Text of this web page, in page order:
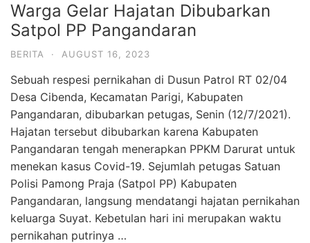
Warga Gelar Hajatan Dibubarkan
Satpol PP Pangandaran
BERITA · AUGUST 16, 2023
Sebuah respesi pernikahan di Dusun Patrol RT 02/04
Desa Cibenda, Kecamatan Parigi, Kabupaten
Pangandaran, dibubarkan petugas, Senin (12/7/2021).
Hajatan tersebut dibubarkan karena Kabupaten
Pangandaran tengah menerapkan PPKM Darurat untuk
menekan kasus Covid-19. Sejumlah petugas Satuan
Polisi Pamong Praja (Satpol PP) Kabupaten
Pangandaran, langsung mendatangi hajatan pernikahan
keluarga Suyat. Kebetulan hari ini merupakan waktu
pernikahan putrinya …